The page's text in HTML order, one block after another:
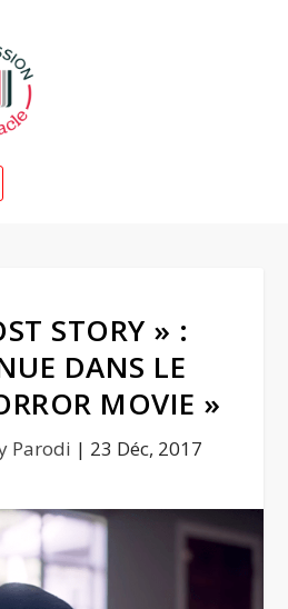
STORY » :
DANS LE
MOVIE »
Parodi | 23 Déc, 2017